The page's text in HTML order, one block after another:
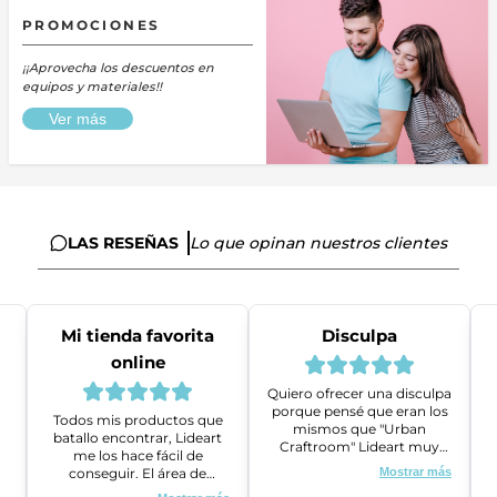
PROMOCIONES
¡¡Aprovecha los descuentos en
equipos y materiales!!
Ver más
LAS RESEÑAS Lo que opinan nuestros clientes
Mi tienda favorita
online
Todos mis productos que
batallo encontrar, Lideart
me los hace fácil de
conseguir. El área de
ventas es super amable y
Disculpa
Quiero ofrecer una disculpa
porque pensé que eran los
mismos que "Urban
Craftroom" Lideart muy
amables me ayudaron a
gestionar un problema que
Mostrar más